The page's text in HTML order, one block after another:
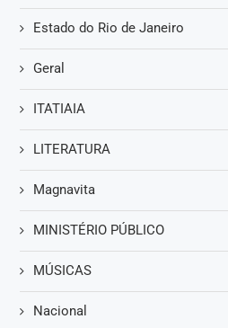
Estado do Rio de Janeiro
Geral
ITATIAIA
LITERATURA
Magnavita
MINISTÉRIO PÚBLICO
MÚSICAS
Nacional